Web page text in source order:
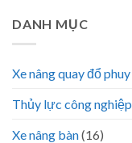
DANH MỤC
Xe nâng quay đổ phuy
Thủy lực công nghiệp
Xe nâng bàn(16)